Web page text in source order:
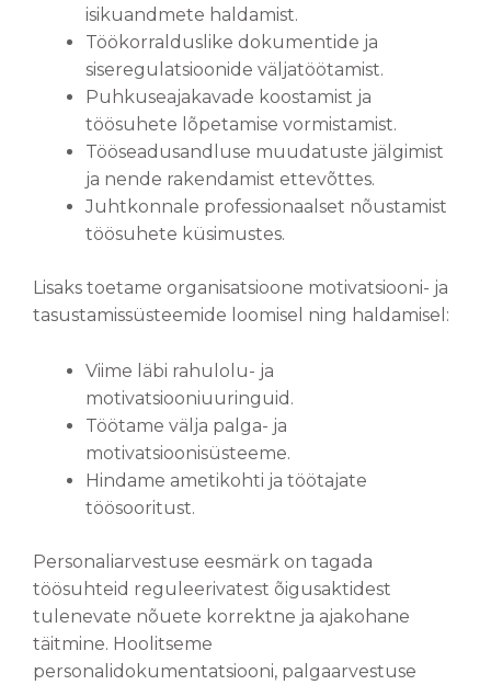
isikuandmete haldamist.
Töökorralduslike dokumentide ja
siseregulatsioonide väljatöötamist.
Puhkuseajakavade koostamist ja
töösuhete lõpetamise vormistamist.
Tööseadusandluse muudatuste jälgimist
ja nende rakendamist ettevõttes.
Juhtkonnale professionaalset nõustamist
töösuhete küsimustes.
Lisaks toetame organisatsioone motivatsiooni- ja
tasustamissüsteemide loomisel ning haldamisel:
Viime läbi rahulolu- ja
motivatsiooniuuringuid.
Töötame välja palga- ja
motivatsioonisüsteeme.
Hindame ametikohti ja töötajate
töösooritust.
Personaliarvestuse eesmärk on tagada
töösuhteid reguleerivatest õigusaktidest
tulenevate nõuete korrektne ja ajakohane
täitmine. Hoolitseme
personalidokumentatsiooni, palgaarvestuse